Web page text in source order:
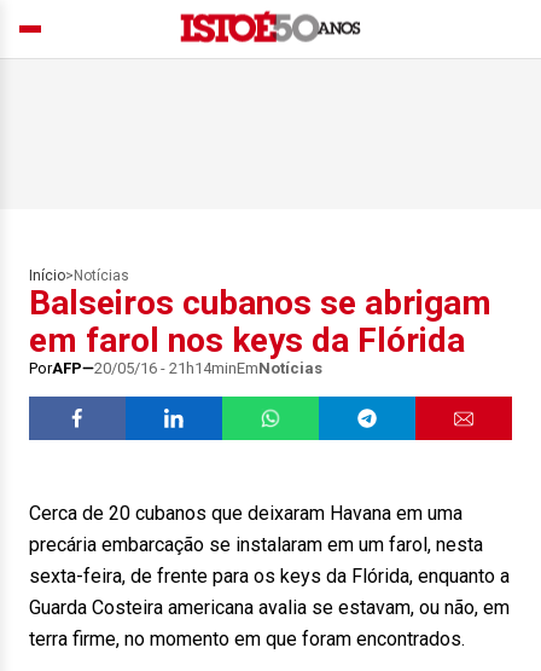
Início> Notícias
Balseiros cubanos se abrigam
em farol nos keys da Flórida
PorAFP 20/05/16 - 21h14minEmNotícias
Cerca de 20 cubanos que deixaram Havana em uma
precária embarcação se instalaram em um farol, nesta
sexta-feira, de frente para os keys da Flórida, enquanto a
Guarda Costeira americana avalia se estavam, ou não, em
terra firme, no momento em que foram encontrados.